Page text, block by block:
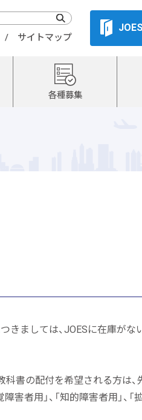
サイトマップ
各種募集
きましては、JOESに在庫がな
科書の配付を希望される方は、
害者用」、「知的障害者用」、「